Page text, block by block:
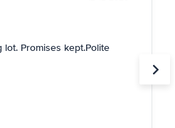
Promises kept.Polite